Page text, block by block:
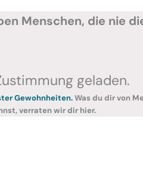
Menschen, die nie
geladen.
Gewohnheiten.Was du dir von
verraten wir dir hier.